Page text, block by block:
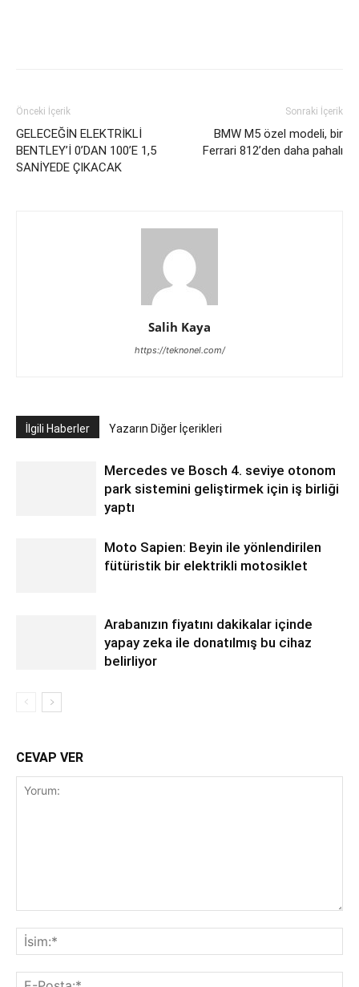
Önceki İçerik
GELECEĞİN ELEKTRİKLİ
BENTLEY’İ 0’DAN 100’E 1,5
SANİYEDE ÇIKACAK
Sonraki İçerik
BMW M5 özel modeli, bir
Ferrari 812’den daha pahalı
Salih Kaya
https://teknonel.com/
İlgili Haberler Yazarın Diğer İçerikleri
Mercedes ve Bosch 4. seviye otonom
park sistemini geliştirmek için iş birliği
yaptı
Moto Sapien: Beyin ile yönlendirilen
fütüristik bir elektrikli motosiklet
Arabanızın fiyatını dakikalar içinde
yapay zeka ile donatılmış bu cihaz
belirliyor
CEVAP VER